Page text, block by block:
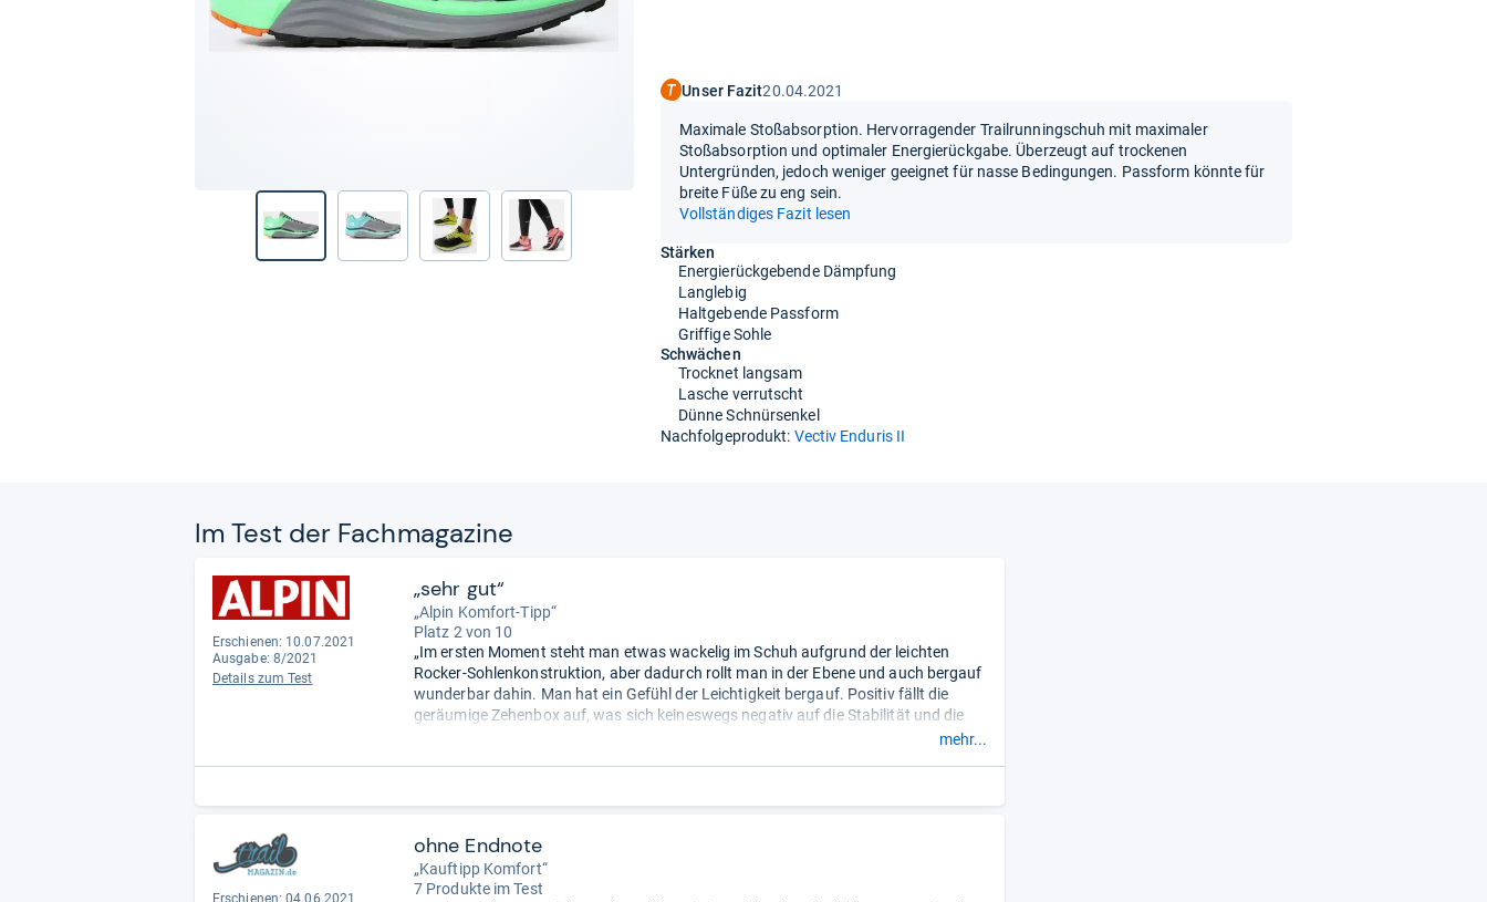
Unser Fazit20.04.2021
Maximale Stoßabsorption. Hervorragender Trailrunningschuh mit maximaler
Stoßabsorption und optimaler Energierückgabe. Überzeugt auf trockenen
Untergründen, jedoch weniger geeignet für nasse Bedingungen. Passform könnte für
breite Füße zu eng sein.
Vollständiges Fazit lesen
Stärken
Energierückgebende Dämpfung
Langlebig
Haltgebende Passform
Griffige Sohle
Schwächen
Trocknet langsam
Lasche verrutscht
Dünne Schnürsenkel
Nachfolgeprodukt: Vectiv Enduris II
Im Test der Fach­ma­ga­zine
Erschienen: 10.07.2021
Ausgabe: 8/2021
Details zum Test
„sehr gut“
„Alpin Komfort-Tipp“
Platz 2 von 10
„Im ersten Moment steht man etwas wackelig im Schuh aufgrund der leichten
Rocker-Sohlenkonstruktion, aber dadurch rollt man in der Ebene und auch bergauf
wunderbar dahin. Man hat ein Gefühl der Leichtigkeit bergauf. Positiv fällt die
geräumige Zehenbox auf, was sich keineswegs negativ auf die Stabilität und die
Führung auswirkt. Leichte Schwächen hat der Schuh bei Nässe und im Matsch ...
mehr...
Erschienen: 04.06.2021
ohne Endnote
„Kauftipp Komfort“
7 Produkte im Test